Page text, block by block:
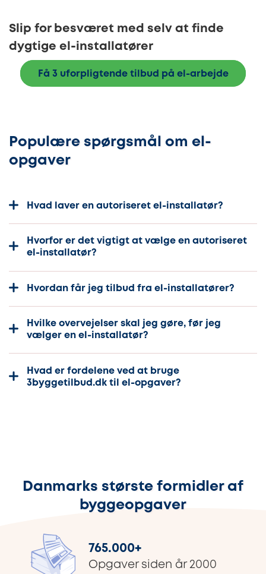
Slip for besværet med selv at finde
dygtige el-installatører
Få 3 uforpligtende tilbud på el-arbejde
Populære spørgsmål om el-
opgaver
Hvad laver en autoriseret el-installatør?
Hvorfor er det vigtigt at vælge en autoriseret
el-installatør?
Hvordan får jeg tilbud fra el-installatører?
Hvilke overvejelser skal jeg gøre, før jeg
vælger en el-installatør?
Hvad er fordelene ved at bruge
3byggetilbud.dk til el-opgaver?
Danmarks største formidler af
byggeopgaver
765.000+
Opgaver siden år 2000